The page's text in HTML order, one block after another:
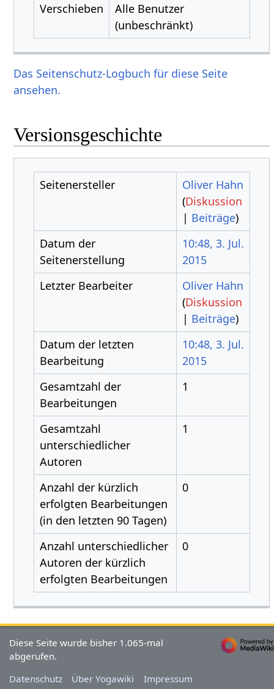
Verschieben
Alle Benutzer
(unbeschränkt)
Das Seitenschutz-Logbuch für diese Seite
ansehen.
Versionsgeschichte
Seitenersteller
Oliver Hahn
(Diskussion
| Beiträge)
Datum der
Seitenerstellung
10:48, 3. Jul.
2015
Letzter Bearbeiter
Oliver Hahn
(Diskussion
| Beiträge)
Datum der letzten
Bearbeitung
10:48, 3. Jul.
2015
Gesamtzahl der
Bearbeitungen
1
Gesamtzahl
unterschiedlicher
Autoren
1
Anzahl der kürzlich
erfolgten Bearbeitungen
(in den letzten 90 Tagen)
0
Anzahl unterschiedlicher
Autoren der kürzlich
erfolgten Bearbeitungen
0
Diese Seite wurde bisher 1.065-mal
abgerufen.
Datenschutz
Über Yogawiki Impressum